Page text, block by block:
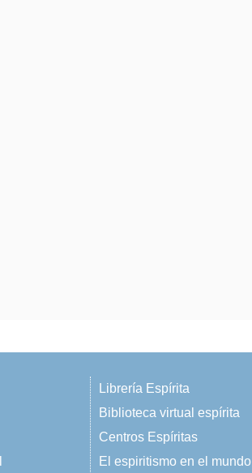
Librería Espírita
Biblioteca virtual espírita
Centros Espíritas
El espiritismo en el mundo